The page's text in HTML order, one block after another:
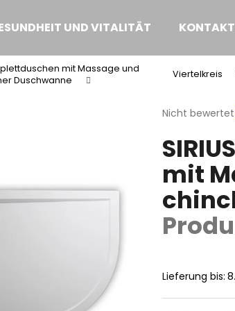
UND VITALITÄT
mit Massage und
Duschwanne
Viertelkreis
Die
ist
von
5
Sternen.
Nicht bewertet
mit
Lieferung bis:
Was suchen Sie?
Wir empfehlen